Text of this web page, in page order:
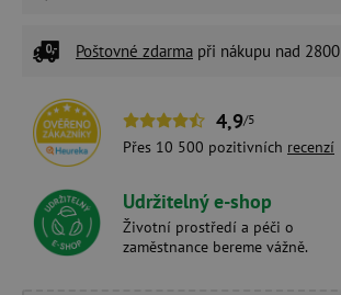
Poštovné zdarma při nákupu nad
4,9/5
Přes 10 500 pozitivních recenzí
Udržitelný e-shop
Životní prostředí a péči o
zaměstnance bereme vážně.